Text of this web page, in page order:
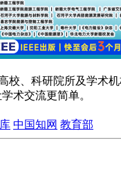
校、科研院所及学术
术交流更简单。
中国知网 教育部